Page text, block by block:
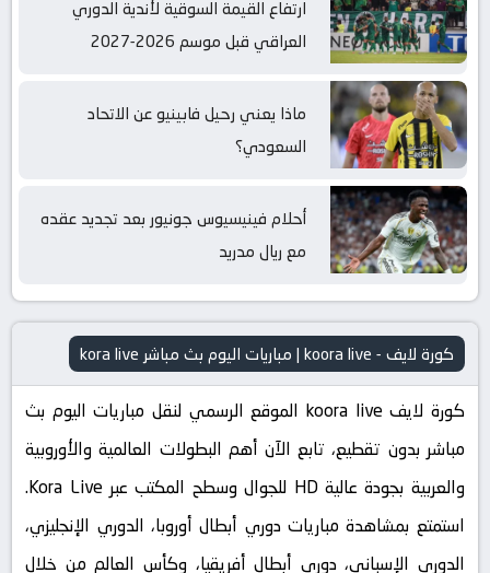
ارتفاع القيمة السوقية لأندية الدوري
العراقي قبل موسم 2026-2027
ماذا يعني رحيل فابينيو عن الاتحاد
السعودي؟
أحلام فينيسيوس جونيور بعد تجديد عقده
مع ريال مدريد
كورة لايف - koora live | مباريات اليوم بث مباشر kora live
كورة لايف koora live الموقع الرسمي لنقل مباريات اليوم بث
مباشر بدون تقطيع، تابع الآن أهم البطولات العالمية والأوروبية
والعربية بجودة عالية HD للجوال وسطح المكتب عبر Kora Live.
استمتع بمشاهدة مباريات دوري أبطال أوروبا، الدوري الإنجليزي،
الدوري الإسباني، دوري أبطال أفريقيا، وكأس العالم من خلال